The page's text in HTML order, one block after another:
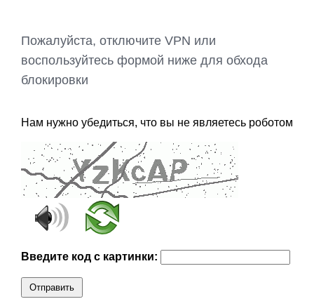
Пожалуйста, отключите VPN или
воспользуйтесь формой ниже для обхода
блокировки
Нам нужно убедиться, что вы не являетесь роботом
Введите код с картинки:
Отправить